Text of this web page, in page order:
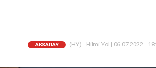
AKSARAY (HY) - Hilmi Yol | 06.07.2022 -